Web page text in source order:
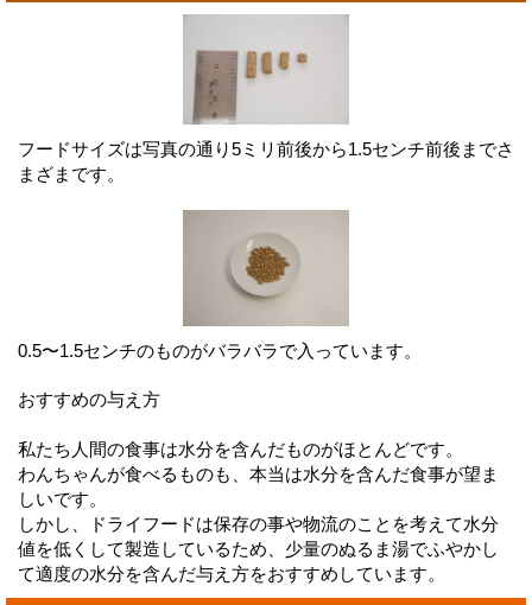
フードサイズは写真の通り5ミリ前後から1.5センチ前後までさ
まざまです。
0.5〜1.5センチのものがバラバラで入っています。
おすすめの与え方
私たち人間の食事は水分を含んだものがほとんどです。
わんちゃんが食べるものも、本当は水分を含んだ食事が望ま
しいです。
しかし、ドライフードは保存の事や物流のことを考えて水分
値を低くして製造しているため、少量のぬるま湯でふやかし
て適度の水分を含んだ与え方をおすすめしています。